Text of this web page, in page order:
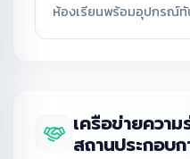
ห้องเรียนพร้อมอุปกรณ์
เครือข่ายควา
สถานประกอบก